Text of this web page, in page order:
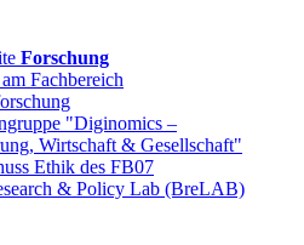
Forschung
Fachbereich
"Diginomics –
Wirtschaft & Gesellschaft"
Ethik des FB07
& Policy Lab (BreLAB)